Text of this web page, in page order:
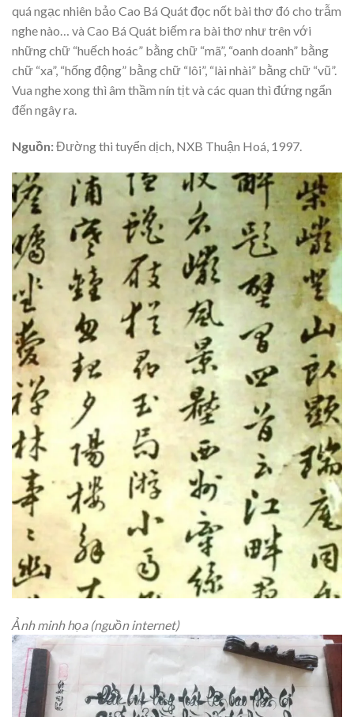
quá ngạc nhiên bảo Cao Bá Quát đọc nốt bài thơ đó cho trẫm
nghe nào… và Cao Bá Quát biếm ra bài thơ như trên với
những chữ “huếch hoác” bằng chữ “mã”, “oanh doanh” bằng
chữ “xa”, “hống động” bằng chữ “lôi”, “lài nhài” bằng chữ “vũ”.
Vua nghe xong thì âm thầm nín tịt và các quan thì đứng ngẩn
đến ngây ra.
Nguồn:Đường thi tuyển dịch, NXB Thuận Hoá, 1997.
Ảnh minh họa (nguồn internet)